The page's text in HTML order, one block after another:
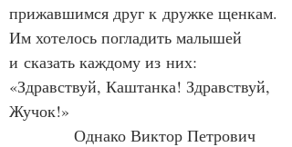
прижавшимся друг к дружке щенкам.
Им хотелось погладить малышей
и сказать каждому из них:
«Здравствуй, Каштанка! Здравствуй,
Жучок!»
Однако Виктор Петрович